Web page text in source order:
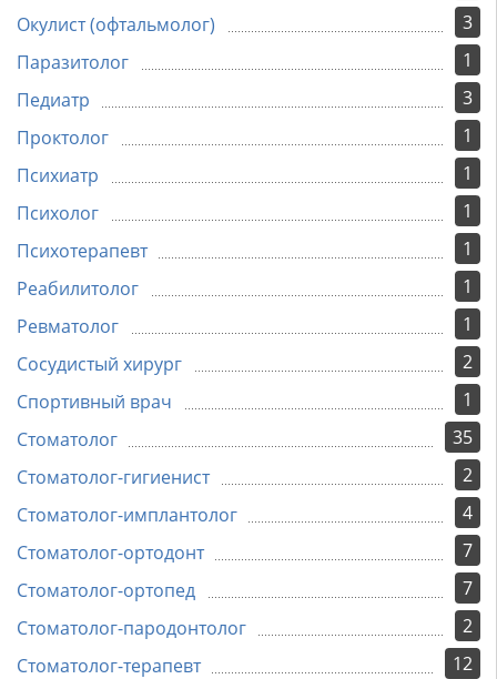
3
Окулист (офтальмолог)
1
Паразитолог
3
Педиатр
1
Проктолог
1
Психиатр
1
Психолог
1
Психотерапевт
1
Реабилитолог
1
Ревматолог
2
Сосудистый хирург
1
Спортивный врач
35
Стоматолог
2
Стоматолог-гигиенист
4
Стоматолог-имплантолог
7
Стоматолог-ортодонт
7
Стоматолог-ортопед
2
Стоматолог-пародонтолог
12
Стоматолог-терапевт